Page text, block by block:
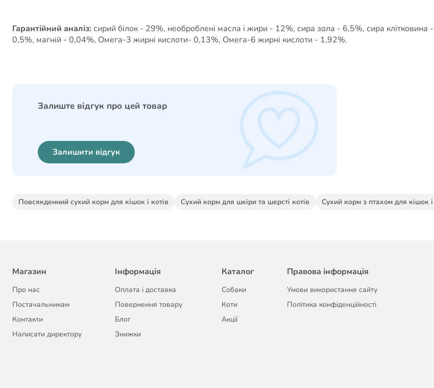
Гарантійний аналіз: сирий білок - 29%, необроблені масла і жири - 12%, сира зола - 6,5%, сира
0,5%, магній - 0,04%, Омега-3 жирні кислоти- 0,13%, Омега-6 жирні кислоти - 1,92%.
Залиште відгук про цей товар
Залишити відгук
Повсякденний сухий корм для кішок і котів Сухий корм для шкіри та шерсті котів Сухий корм з птахом для кішок і
Магазин
Про нас
Постачальникам
Контакти
Написати директору
Інформація
Оплата і доставка
Повернення товару
Блог
Знижки
Каталог
Собаки
Коти
Акції
Правова інформація
Умови використання сайту
Політика конфіденційності